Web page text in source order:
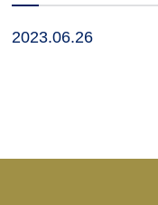
2023.06.26